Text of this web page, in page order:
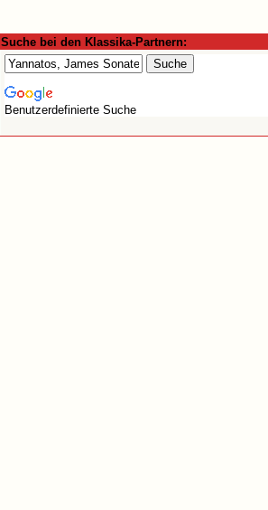
Suche bei den Klassika-Partnern:
Benutzerdefinierte Suche